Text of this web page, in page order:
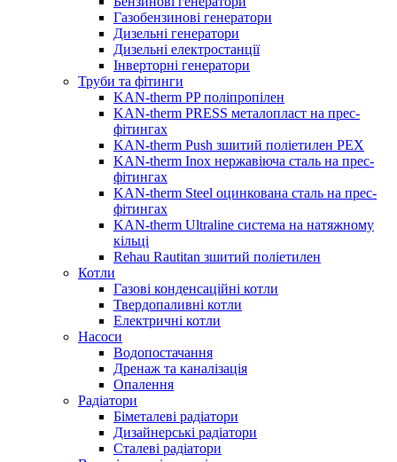
Газобензинові генератори
Дизельні генератори
Дизельні електростанції
Інверторні генератори
Труби та фітинги
KAN-therm PP поліпропілен
KAN-therm PRESS металопласт на прес-
фітингах
KAN-therm Push зшитий поліетилен PEX
KAN-therm Inox нержавіюча сталь на прес-
фітингах
KAN-therm Steel оцинкована сталь на прес-
фітингах
KAN-therm Ultraline система на натяжному
кільці
Rehau Rautitan зшитий поліетилен
Котли
Газові конденсаційні котли
Твердопаливні котли
Електричні котли
Насоси
Водопостачання
Дренаж та каналізація
Опалення
Радіатори
Біметалеві радіатори
Дизайнерські радіатори
Сталеві радіатори